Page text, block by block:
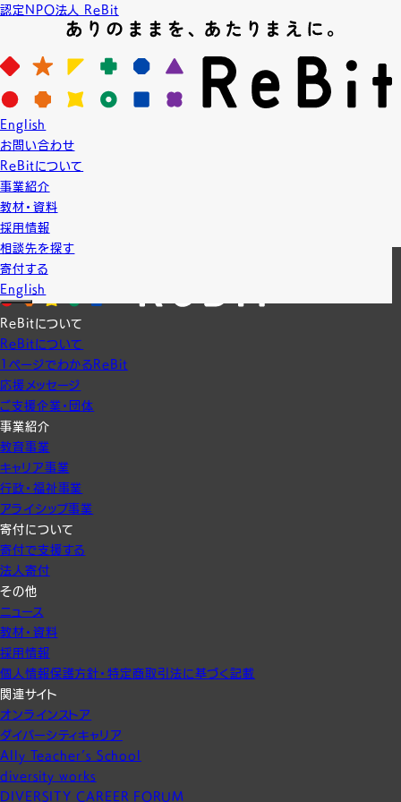
認定NPO法人 ReBit
English
お問い合わせ
ReBitについて
事業紹介
教材・資料
採用情報
相談先を探す
寄付する
English
News
ニュース
2017.7.11
【授業】順天堂大学
7月11日は順天堂大学に伺いました。
ReBitについて
ReBitについて
1ページでわかるReBit
応援メッセージ
ご支援企業・団体
事業紹介
教育事業
キャリア事業
行政・福祉事業
アライシップ事業
寄付について
寄付で支援する
法人寄付
その他
ニュース
教材・資料
採用情報
個人情報保護方針・特定商取引法に基づく記載
関連サイト
オンラインストア
ダイバーシティキャリア
Ally Teacher’s School
diversity works
DIVERSITY CAREER FORUM